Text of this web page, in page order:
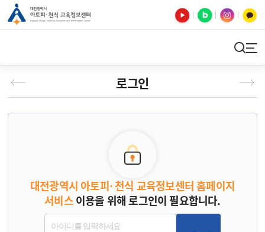
로그인
대전광역시 아토피· 천식 교육정보센터 홈페이지
서비스이용을 위해 로그인이 필요합니다.